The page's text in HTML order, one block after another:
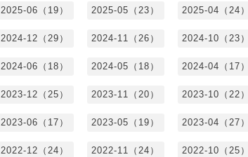
2025-06（19） 2025-05（23） 2025-04（24）
2024-12（29） 2024-11（26） 2024-10（23）
2024-06（18） 2024-05（18） 2024-04（17）
2023-12（25） 2023-11（20） 2023-10（22）
2023-06（17） 2023-05（19） 2023-04（27）
2022-12（24） 2022-11（24） 2022-10（25）